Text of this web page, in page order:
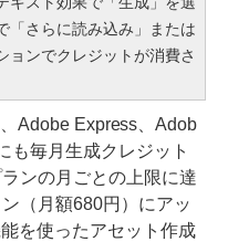
「さらに読み込み」または
ョンでクレジットが消費さ
Adobe Express、Adob
も毎月生成クレジット
ンの月ごとの上限に達
（月額680円）にアッ
を使ったアセット作成